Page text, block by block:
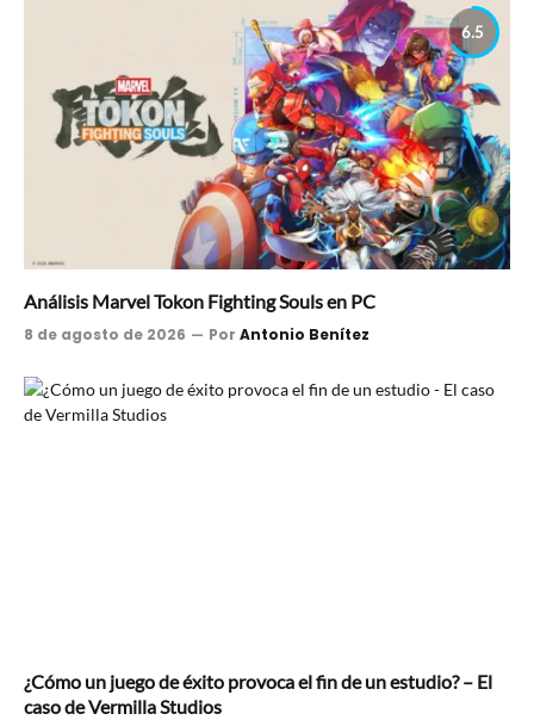
6.5
Análisis Marvel Tokon Fighting Souls en PC
8 de agosto de 2026 Por Antonio Benítez
¿Cómo un juego de éxito provoca el fin de un estudio? – El
caso de Vermilla Studios